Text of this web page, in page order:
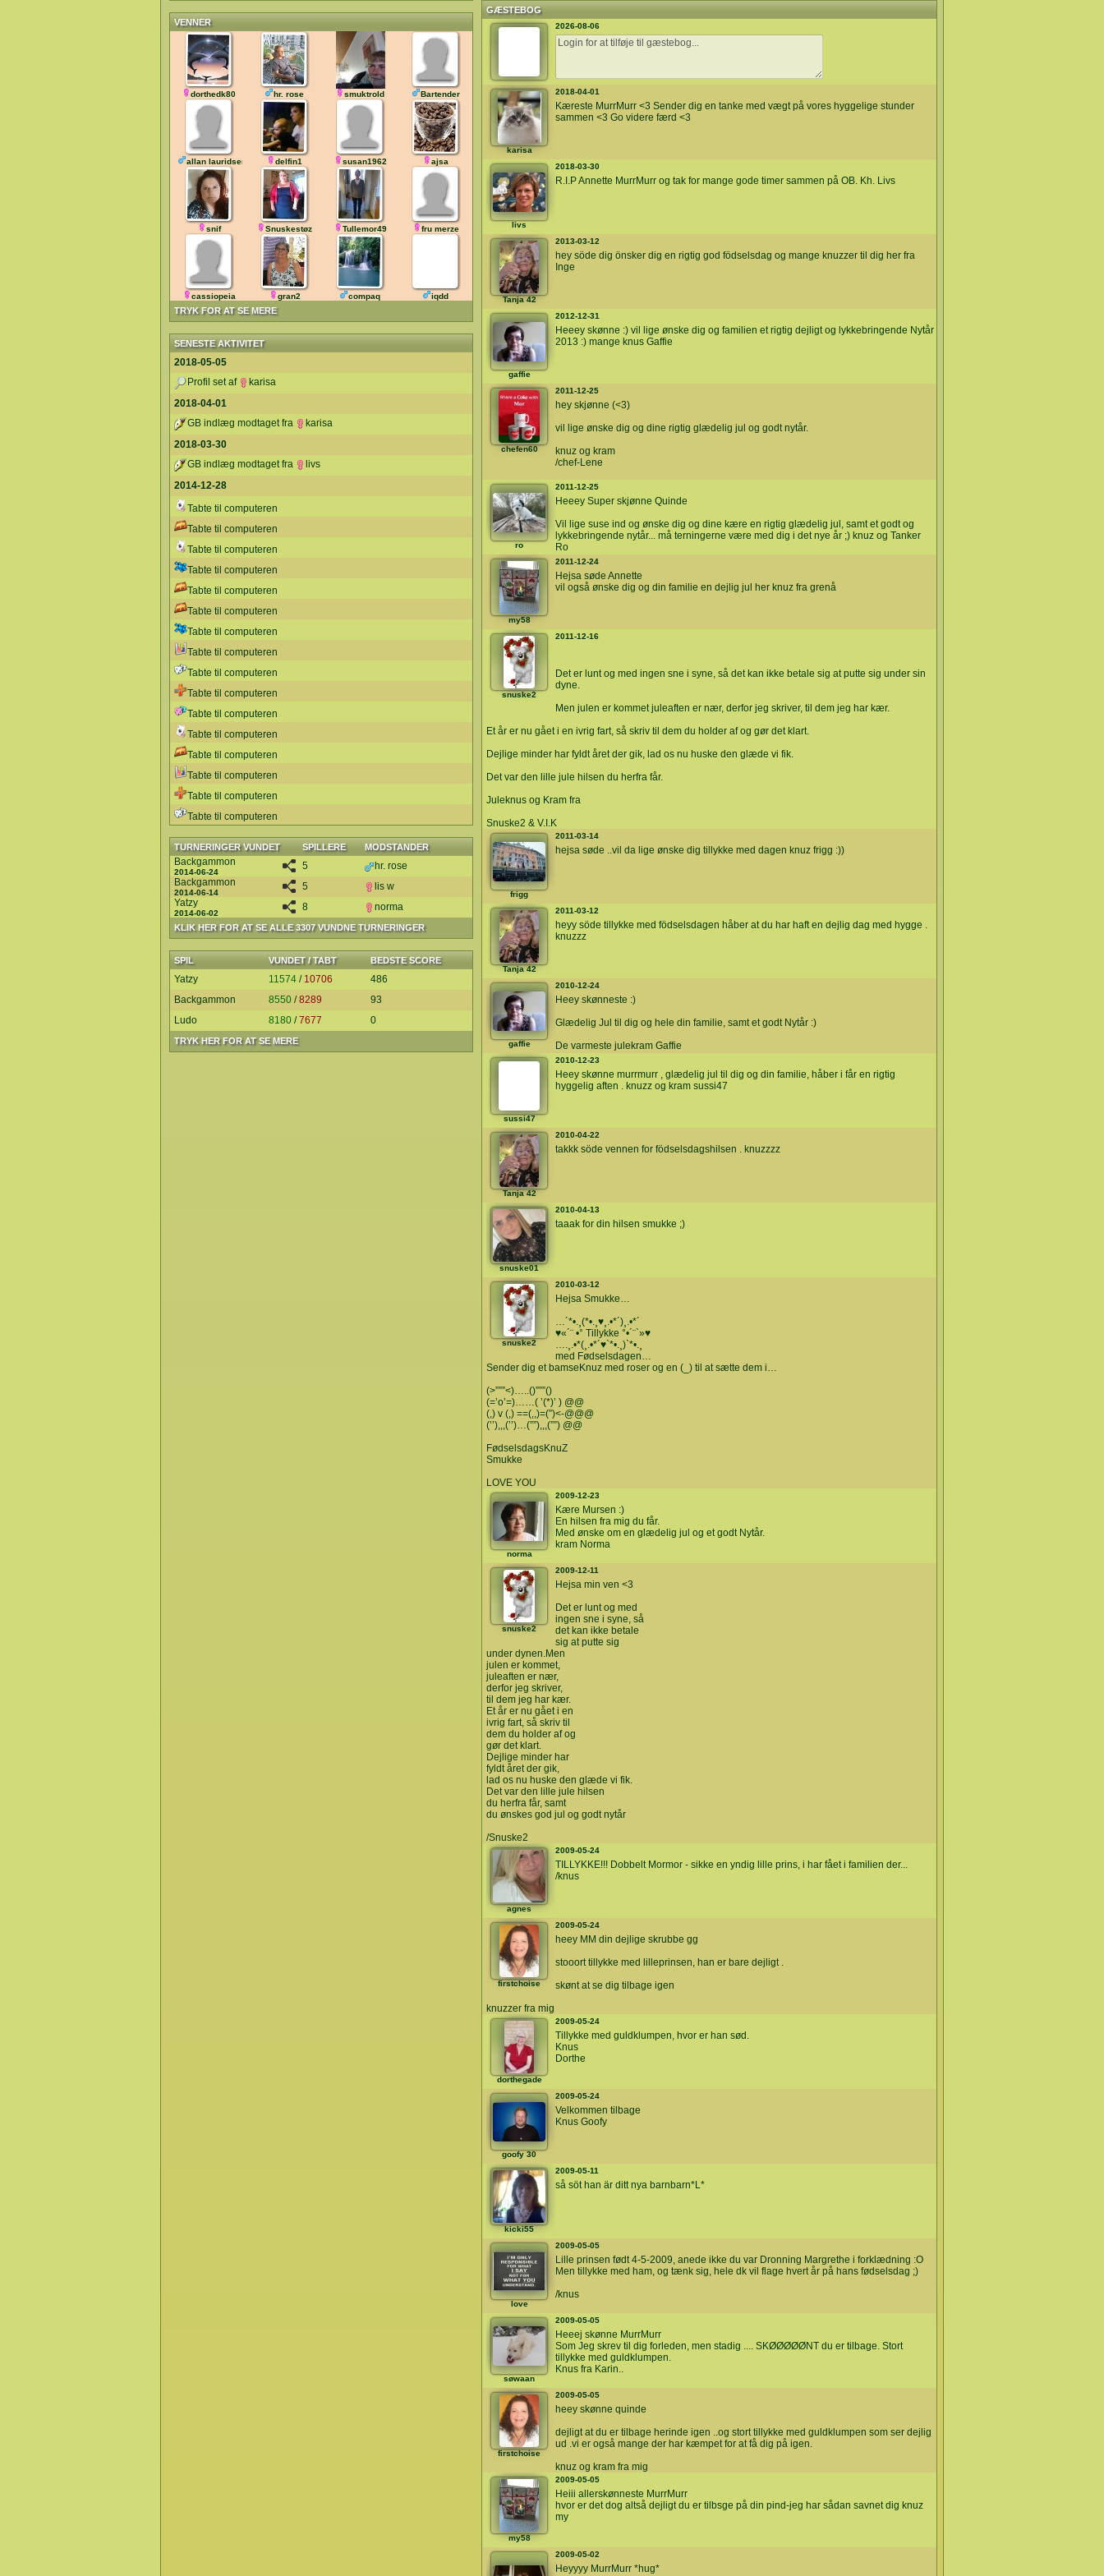
VENNER
TRYK FOR AT SE MERE
dorthedk80 hr. rose smuktrold Bartender
allan lauridsen delfin1 susan1962 ajsa
snif Snuskestøz Tullemor49 fru merze
cassiopeia gran2 compaq iqdd
SENESTE AKTIVITET
2018-05-05
Profil set af
karisa
2018-04-01
GB indlæg modtaget fra
karisa
2018-03-30
GB indlæg modtaget fra
livs
2014-12-28
Tabte til computeren
Tabte til computeren
Tabte til computeren
Tabte til computeren
Tabte til computeren
Tabte til computeren
Tabte til computeren
Tabte til computeren
Tabte til computeren
Tabte til computeren
Tabte til computeren
Tabte til computeren
Tabte til computeren
Tabte til computeren
Tabte til computeren
Tabte til computeren
TURNERINGER VUNDET SPILLERE MODSTANDER
KLIK HER FOR AT SE ALLE 3307 VUNDNE TURNERINGER
Backgammon
2014-06-24
5
hr. rose
Backgammon
2014-06-14
5
lis w
Yatzy
2014-06-02
8 norma
SPIL VUNDET / TABT BEDSTE SCORE
TRYK HER FOR AT SE MERE
Yatzy 11574 / 10706
486
Backgammon
8550 /8289
93
Ludo
8180 /7677 0
GÆSTEBOG
2026-08-06
karisa
2018-04-01
Kæreste MurrMurr <3 Sender dig en tanke med vægt på vores hyggelige stunder
sammen <3 Go videre færd <3
livs
2018-03-30
R.I.P Annette MurrMurr og tak for mange gode timer sammen på OB. Kh. Livs
Tanja 42
2013-03-12
hey söde dig önsker dig en rigtig god födselsdag og mange knuzzer til dig her fra
Inge
gaffie
2012-12-31
Heeey skønne :) vil lige ønske dig og familien et rigtig dejligt og lykkebringende Nytår
2013 :) mange knus Gaffie
chefen60
2011-12-25
hey skjønne (<3)
vil lige ønske dig og dine rigtig glædelig jul og godt nytår.
knuz og kram
/chef-Lene
ro
2011-12-25
Heeey Super skjønne Quinde
Vil lige suse ind og ønske dig og dine kære en rigtig glædelig jul, samt et godt og
lykkebringende nytår... må terningerne være med dig i det nye år ;) knuz og Tanker
Ro
my58
2011-12-24
Hejsa søde Annette
vil også ønske dig og din familie en dejlig jul her knuz fra grenå
snuske2
2011-12-16
Det er lunt og med ingen sne i syne, så det kan ikke betale sig at putte sig under sin
dyne.
Men julen er kommet juleaften er nær, derfor jeg skriver, til dem jeg har kær.
Et år er nu gået i en ivrig fart, så skriv til dem du holder af og gør det klart.
Dejlige minder har fyldt året der gik, lad os nu huske den glæde vi fik.
Det var den lille jule hilsen du herfra får.
Juleknus og Kram fra
Snuske2 & V.I.K
frigg
2011-03-14
hejsa søde ..vil da lige ønske dig tillykke med dagen knuz frigg :))
Tanja 42
2011-03-12
heyy söde tillykke med födselsdagen håber at du har haft en dejlig dag med hygge .
knuzzz
gaffie
2010-12-24
Heey skønneste :)
Glædelig Jul til dig og hele din familie, samt et godt Nytår :)
De varmeste julekram Gaffie
sussi47
2010-12-23
Heey skønne murrmurr , glædelig jul til dig og din familie, håber i får en rigtig
hyggelig aften . knuzz og kram sussi47
Tanja 42
2010-04-22
takkk söde vennen for födselsdagshilsen . knuzzzz
snuske01
2010-04-13
taaak for din hilsen smukke ;)
snuske2
2010-03-12
Hejsa Smukke…
…´*•.¸(*•.¸♥¸.•*´)¸.•*´
♥«´¨ •° Tillykke °•´¨`»♥
….¸.•*(¸.•*´♥`*•.¸)`*•.¸
med Fødselsdagen…
Sender dig et bamseKnuz med roser og en (_) til at sætte dem i…
(>”””<)…..()”””()
(=’o’=)……( ’(*)’ ) @@
(,) v (,) ==(,,)=(”)<-@@@
(’’),,,(’’)…(””),,,(””) @@
FødselsdagsKnuZ
Smukke
LOVE YOU
norma
2009-12-23
Kære Mursen :)
En hilsen fra mig du får.
Med ønske om en glædelig jul og et godt Nytår.
kram Norma
snuske2
2009-12-11
Hejsa min ven <3
Det er lunt og med
ingen sne i syne, så
det kan ikke betale
sig at putte sig
under dynen.Men
julen er kommet,
juleaften er nær,
derfor jeg skriver,
til dem jeg har kær.
Et år er nu gået i en
ivrig fart, så skriv til
dem du holder af og
gør det klart.
Dejlige minder har
fyldt året der gik,
lad os nu huske den glæde vi fik.
Det var den lille jule hilsen
du herfra får, samt
du ønskes god jul og godt nytår
/Snuske2
agnes
2009-05-24
TILLYKKE!!! Dobbelt Mormor - sikke en yndig lille prins, i har fået i familien der...
/knus
firstchoise
2009-05-24
heey MM din dejlige skrubbe gg
stooort tillykke med lilleprinsen, han er bare dejligt .
skønt at se dig tilbage igen
knuzzer fra mig
dorthegade
2009-05-24
Tillykke med guldklumpen, hvor er han sød.
Knus
Dorthe
goofy 30
2009-05-24
Velkommen tilbage
Knus Goofy
kicki55
2009-05-11
så söt han är ditt nya barnbarn*L*
love
2009-05-05
Lille prinsen født 4-5-2009, anede ikke du var Dronning Margrethe i forklædning :O
Men tillykke med ham, og tænk sig, hele dk vil flage hvert år på hans fødselsdag ;)
/knus
søwaan
2009-05-05
Heeej skønne MurrMurr
Som Jeg skrev til dig forleden, men stadig .... SKØØØØØNT du er tilbage. Stort
tillykke med guldklumpen.
Knus fra Karin..
firstchoise
2009-05-05
heey skønne quinde
dejligt at du er tilbage herinde igen ..og stort tillykke med guldklumpen som ser dejlig
ud .vi er også mange der har kæmpet for at få dig på igen.
knuz og kram fra mig
my58
2009-05-05
Heiii allerskønneste MurrMurr
hvor er det dog altså dejligt du er tilbsge på din pind-jeg har sådan savnet dig knuz
my
2009-05-02
Heyyyy MurrMurr *hug*